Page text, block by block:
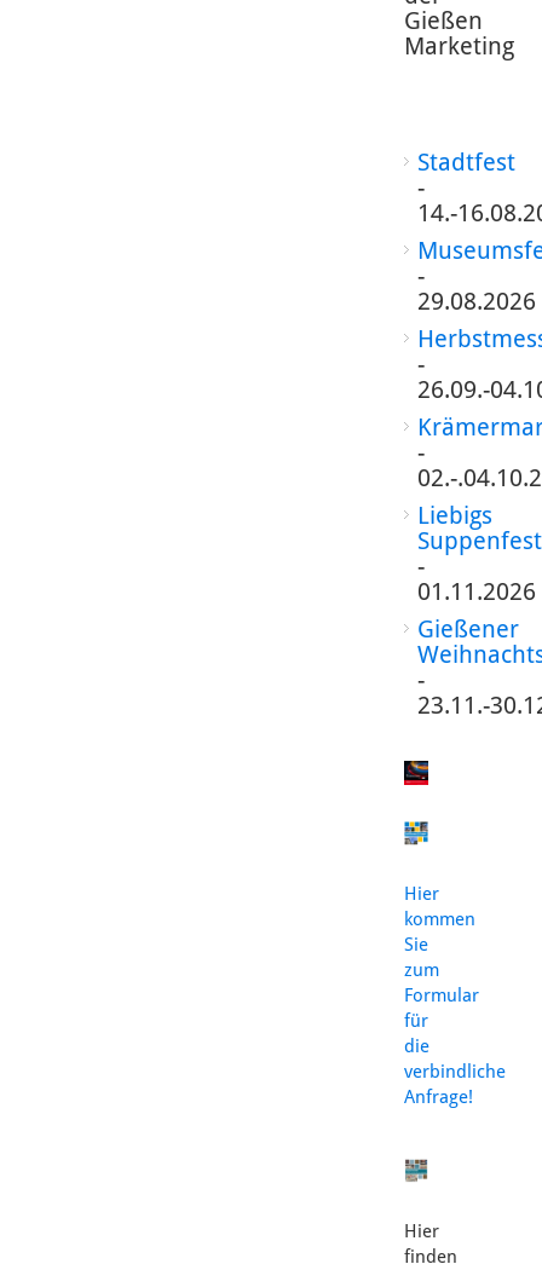
Gießen
Marketing
Stadtfest
-
14.-
-
29.08.2026
-
26.09.-
-
02.-
Liebigs
Suppenfest
-
01.11.2026
Gießener
-
23.11.-
Hier
kommen
Sie
zum
Formular
für
die
verbindliche
Anfrage!
Hier
finden